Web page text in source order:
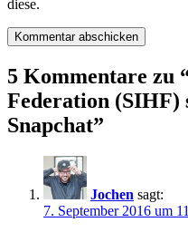
diese.
5 Kommentare zu
Federation (SIHF)
Snapchat”
Jochen sagt:
7. September 2016 um